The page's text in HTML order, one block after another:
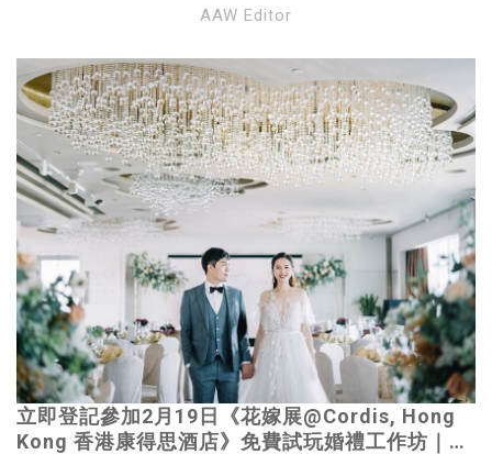
AAW Editor
立即登記參加2月19日《花嫁展@Cordis, Hong
Kong 香港康得思酒店》免費試玩婚禮工作坊｜米